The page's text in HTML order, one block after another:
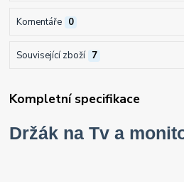
Komentáře 0
Související zboží 7
Kompletní specifikace
Držák na Tv a